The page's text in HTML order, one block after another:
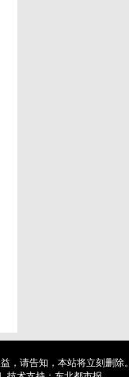
，请告知，本站将立刻删除。